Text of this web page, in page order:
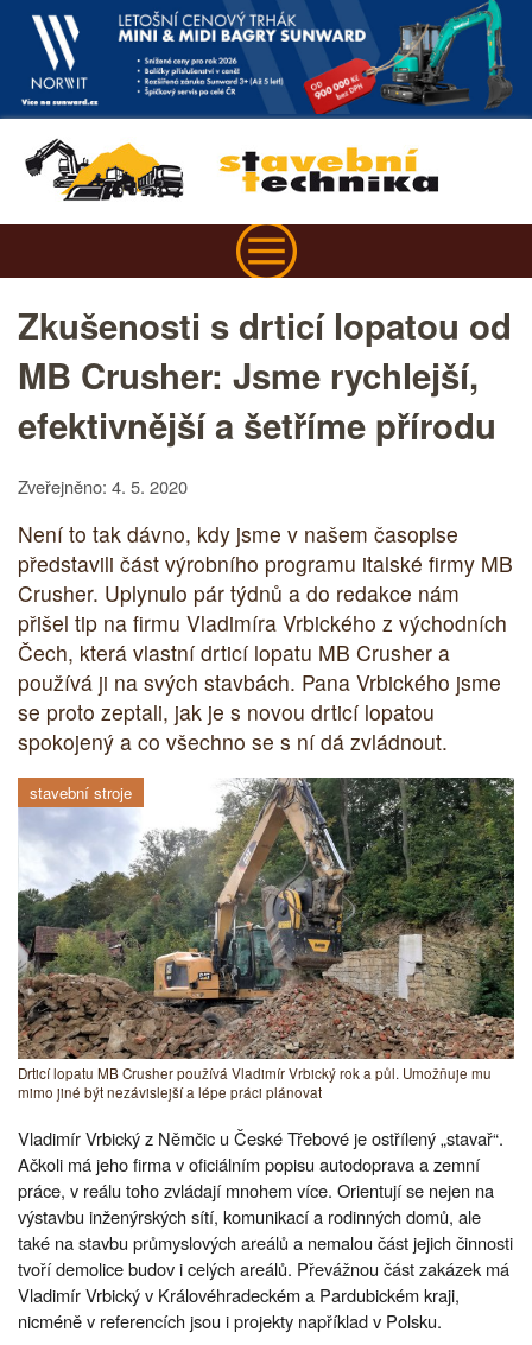
Zkušenosti s drticí lopatou od
MB Crusher: Jsme rychlejší,
efektivnější a šetříme přírodu
Zveřejněno: 4. 5. 2020
Není to tak dávno, kdy jsme v našem časopise
představili část výrobního programu italské firmy MB
Crusher. Uplynulo pár týdnů a do redakce nám
přišel tip na firmu Vladimíra Vrbického z východních
Čech, která vlastní drticí lopatu MB Crusher a
používá ji na svých stavbách. Pana Vrbického jsme
se proto zeptali, jak je s novou drticí lopatou
spokojený a co všechno se s ní dá zvládnout.
stavební stroje
Drticí lopatu MB Crusher používá Vladimír Vrbický rok a půl. Umožňuje mu
mimo jiné být nezávislejší a lépe práci plánovat
Vladimír Vrbický z Němčic u České Třebové je ostřílený „stavař“.
Ačkoli má jeho firma v oficiálním popisu autodoprava a zemní
práce, v reálu toho zvládají mnohem více. Orientují se nejen na
výstavbu inženýrských sítí, komunikací a rodinných domů, ale
také na stavbu průmyslových areálů a nemalou část jejich činnosti
tvoří demolice budov i celých areálů. Převážnou část zakázek má
Vladimír Vrbický v Královéhradeckém a Pardubickém kraji,
nicméně v referencích jsou i projekty například v Polsku.